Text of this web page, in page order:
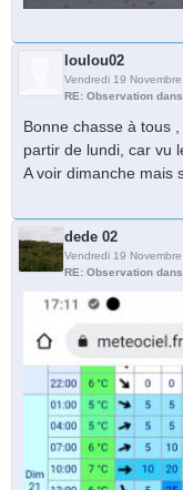
loulou02
Vendredi 19
RE: Observation
Bonne chasse à tous
partir de lundi, car vu
A voir dimanche mais
dede 02
Vendredi 19
RE: Observation